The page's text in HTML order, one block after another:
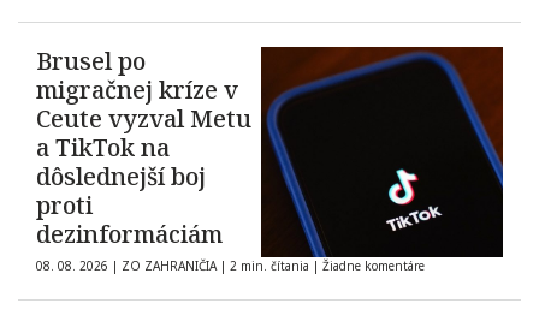
Brusel po
migračnej kríze v
Ceute vyzval Metu
a TikTok na
dôslednejší boj
proti
dezinformáciám
08. 08. 2026 | ZO ZAHRANIČIA | 2 min. čítania | Žiadne komentáre